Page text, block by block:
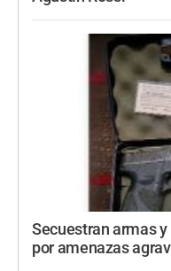
Secuestran armas
por amenazas